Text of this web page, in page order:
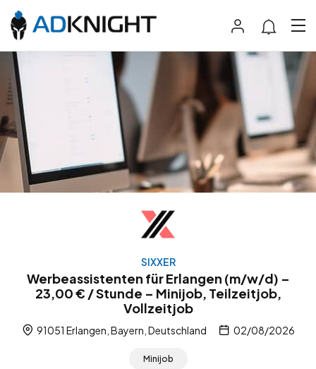
SIXXER
Werbeassistenten für Erlangen (m/w/d) –
23,00 € / Stunde – Minijob, Teilzeitjob,
Vollzeitjob
91051 Erlangen, Bayern, Deutschland 02/08/2026
Minijob